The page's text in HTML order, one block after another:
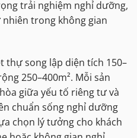
trải nghiệm nghỉ dưỡng,
trong không gian
thự song lập diện tích 150–
250–400m². Mỗi sản
giữa yếu tố riêng tư và
chuẩn sống nghỉ dưỡng
chọn lý tưởng cho khách